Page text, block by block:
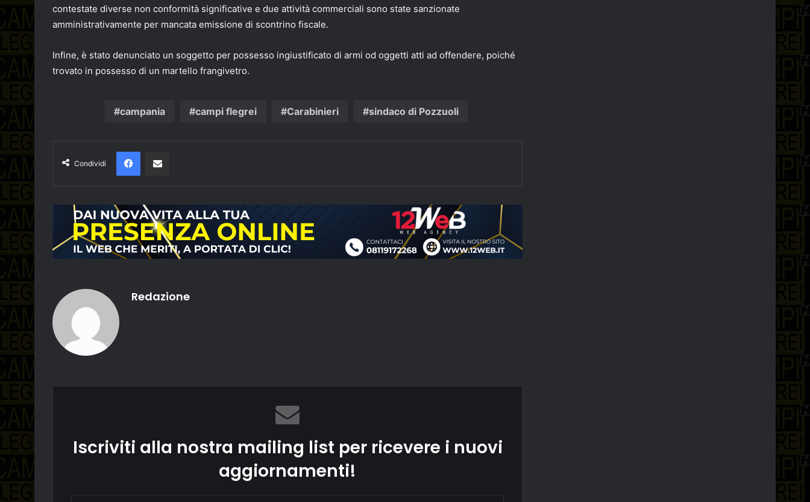
contestate diverse non conformità significative e due attività commerciali sono state sanzionate
amministrativamente per mancata emissione di scontrino fiscale.
Infine, è stato denunciato un soggetto per possesso ingiustificato di armi od oggetti atti ad offendere, poiché
trovato in possesso di un martello frangivetro.
campania campi flegrei Carabinieri sindaco di Pozzuoli
Condividi
Facebook
Redazione
Iscriviti alla nostra mailing list per ricevere i nuovi
aggiornamenti!